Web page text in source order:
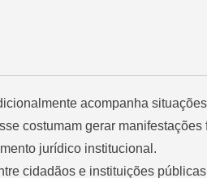
acompanha
costumam gerar manifestações
jurídico institucional.
cidadãos e instituições